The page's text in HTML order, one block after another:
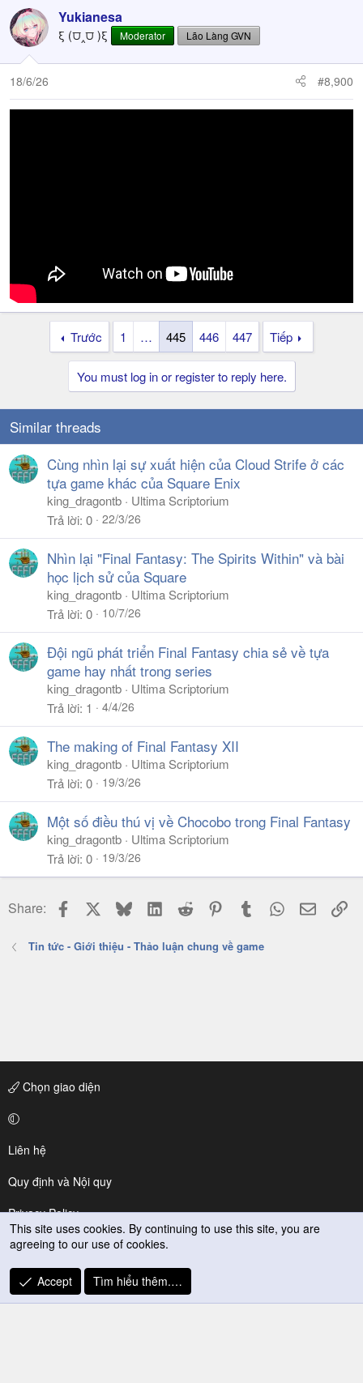
Yukianesa
ξ (⩌‸⩌ )ξ Moderator Lão Làng GVN
18/6/26 #8,900
Trước 1 … 445 446 447 Tiếp
You must log in or register to reply here.
Similar threads
Cùng nhìn lại sự xuất hiện của Cloud Strife ở các
tựa game khác của Square Enix
king_dragontb
Ultima Scriptorium
Trả lời 0 22/3/26
Nhìn lại "Final Fantasy: The Spirits Within" và bài
học lịch sử của Square
king_dragontb
Ultima Scriptorium
Trả lời 0 10/7/26
Đội ngũ phát triển Final Fantasy chia sẻ về tựa
game hay nhất trong series
king_dragontb
Ultima Scriptorium
Trả lời 1 4/4/26
The making of Final Fantasy XII
king_dragontb
Ultima Scriptorium
Trả lời 0 19/3/26
Một số điều thú vị về Chocobo trong Final Fantasy
king_dragontb
Ultima Scriptorium
Trả lời 0 19/3/26
Share: Facebook BlueskyLinkedIn
Reddit PinterestTumblr WhatsApp
Email
Tin tức - Giới thiệu - Thảo luận chung về game
Chọn giao diện
Liên hệ
Quy định và Nội quy
Privacy Policy
Trợ giúp
R
S
This site uses cookies. By continuing to use this site, you are
agreeing to our use of cookies.
Accept Tìm hiểu thêm.…